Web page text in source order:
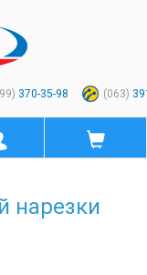
370-35-98 (063)
нарезки